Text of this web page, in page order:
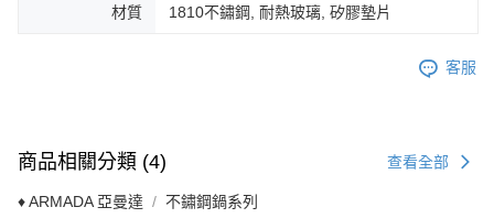
材質 1810不鏽鋼, 耐熱玻璃, 矽膠墊片
客服
商品相關分類 (4) 查看全部
♦ ARMADA 亞曼達 不鏽鋼鍋系列